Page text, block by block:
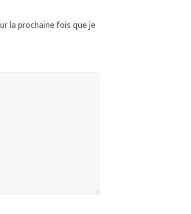
la prochaine fois que je